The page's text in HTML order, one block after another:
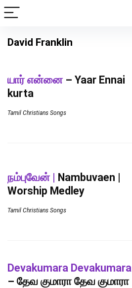
David Franklin
யார் என்னை– Yaar Ennai
kurta
Tamil Christians Songs
நம்புவேன் | Nambuvaen |
Worship Medley
Tamil Christians Songs
Devakumara Devakumara
– தேவ குமாரா தேவ குமாரா